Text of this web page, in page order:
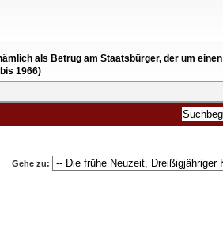
als Betrug am Staatsbürger, der um
1966)
Gehe zu: